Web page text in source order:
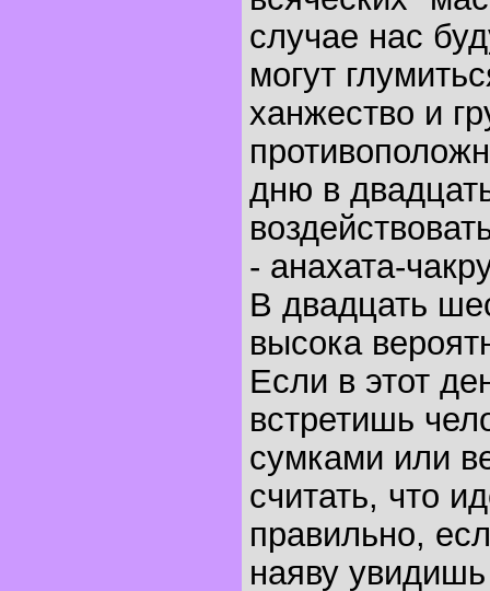
случае нас
могут
ханжество и
дню в
- анахата-
В двадцать
высока
Если в этот
встретишь
сумками или
считать, что
правильно,
наяву